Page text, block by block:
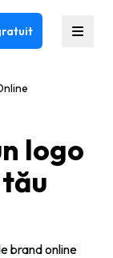
logo
brand online